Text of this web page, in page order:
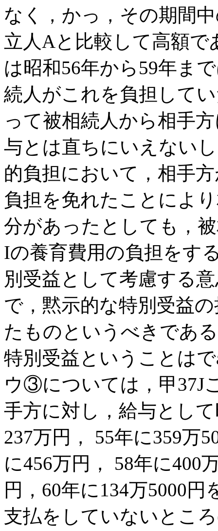
なく，かっ，その期間
立人Aと比較して高額
は昭和56年から59年ま
続人がこれを負担して
って被相続人から相手
与とは直ちにいえない
的負担において，相手
負担を免れたことによ
分があったとしても，
Iの養育費用の負担をす
別受益として考慮する
で，黙示的な特別受益
たものというべきであ
特別受益ということは
ウ③については，甲37J
手方に対し，給与とし
237万円， 55年に359万
に456万円， 58年に400
円，60年に134万5000
支払をしていないとこ